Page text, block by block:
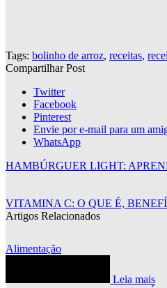
Tags: bolinho de arroz, receitas,
Compartilhar Post
Twitter
Facebook
Pinterest
Envie por e-mail para um
WhatsApp
HAMBÚRGUER LIGHT:
VITAMINA C: O QUE É,
Artigos Relacionados
Alimentação
Leia mais